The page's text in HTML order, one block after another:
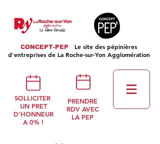
CONCEPT-PEP
Le site des pépinières
d'entreprises de La Roche-sur-Yon Agglomération
SOLLICITER
UN PRET
D'HONNEUR
A 0% !
PRENDRE
RDV AVEC
LA PEP